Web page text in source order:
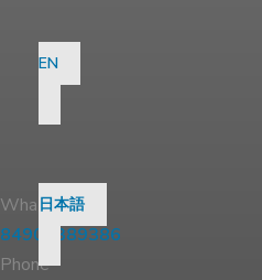
EN
日本語
WhatsApp
84904389386
Phone